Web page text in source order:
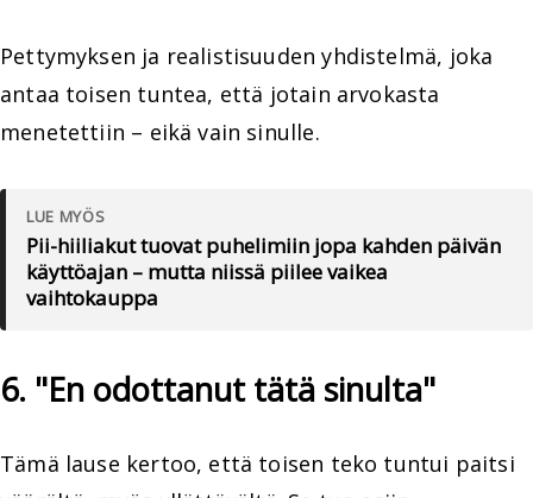
Pettymyksen ja realistisuuden yhdistelmä, joka
antaa toisen tuntea, että jotain arvokasta
menetettiin – eikä vain sinulle.
LUE MYÖS
Pii-hiiliakut tuovat puhelimiin jopa kahden päivän
käyttöajan – mutta niissä piilee vaikea
vaihtokauppa
6. "En odottanut tätä sinulta"
Tämä lause kertoo, että toisen teko tuntui paitsi